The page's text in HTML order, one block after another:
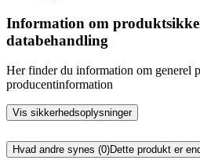
Information om
databehandling
Her finder du information om generel
producentinformation
Vis sikkerhedsoplysninger
Hvad andre synes (0)Dette produkt er